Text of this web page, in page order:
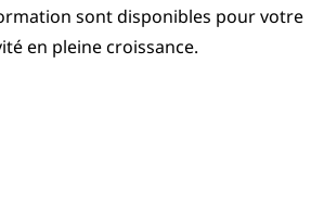
sont disponibles pour votre
en pleine croissance.